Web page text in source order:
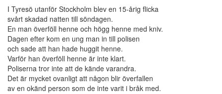
I Tyresö utanför Stockholm blev en 15-årig flicka
svårt skadad natten till söndagen.
En man överföll henne och högg henne med kniv.
Dagen efter kom en ung man in till polisen
och sade att han hade huggit henne.
Varför han överföll henne är inte klart.
Poliserna tror inte att de kände varandra.
Det är mycket ovanligt att någon blir överfallen
av en okänd person som de inte varit i bråk med.